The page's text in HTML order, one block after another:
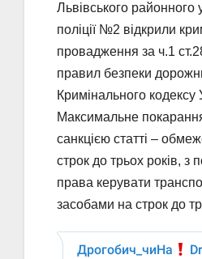
Львівського районного
поліції №2 відкрили
провадження за ч.1
правил безпеки
Кримінального кодексу
Максимальне
санкцією статті –
строк до трьох років, з
права керувати
засобами на строк до